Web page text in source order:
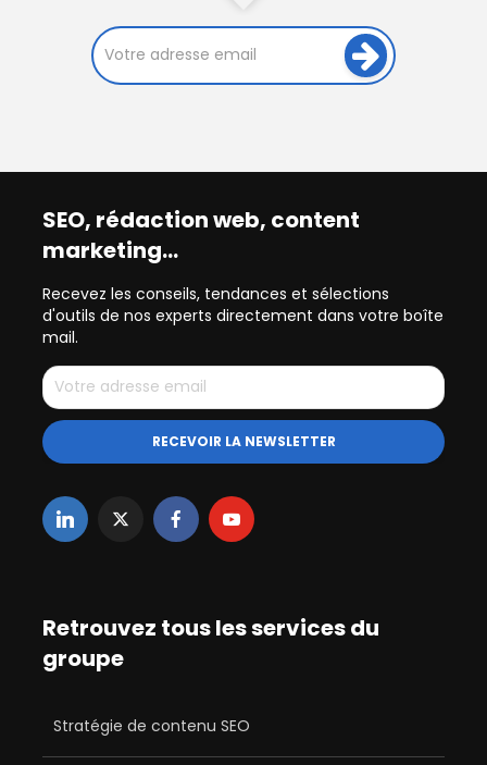
SEO, rédaction web, content
marketing…
Recevez les conseils, tendances et sélections
d'outils de nos experts directement dans votre boîte
mail.
Retrouvez tous les services du
groupe
Stratégie de contenu SEO